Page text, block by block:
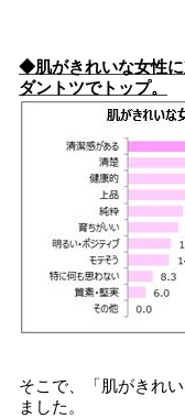
◆肌がきれいな女性
ダントツでトップ。
そこで、「肌がきれ
ました。